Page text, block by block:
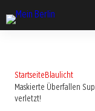
StartseiteBlaulicht
Maskierte Überfallen
verletzt!